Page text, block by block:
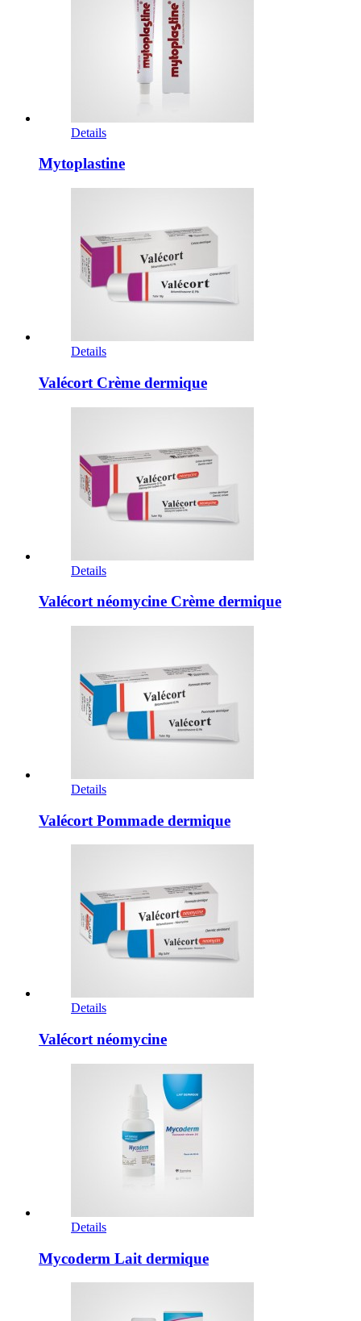
Details
Mytoplastine
Details
Valécort Crème dermique
Details
Valécort néomycine Crème dermique
Details
Valécort Pommade dermique
Details
Valécort néomycine
Details
Mycoderm Lait dermique